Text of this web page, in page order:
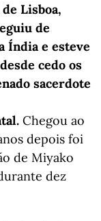
Lisboa,
de
Índia e esteve
cedo os
sacerdote
Chegou ao
depois foi
de Miyako
dez